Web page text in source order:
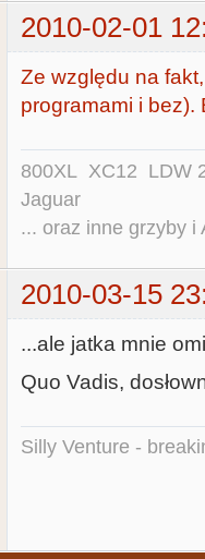
2010-02-01
Ze względu na
programami i bez).
800XL XC12 LDW
Jaguar
... oraz inne grzyby i
2010-03-15
...ale jatka mnie
Quo Vadis,
Silly Venture -